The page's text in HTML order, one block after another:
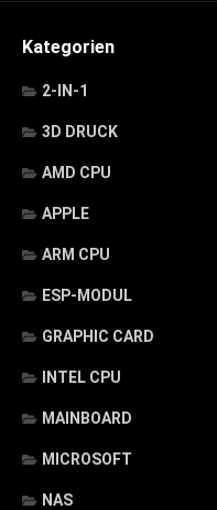
Kategorien
2-IN-1
3D DRUCK
AMD CPU
APPLE
ARM CPU
ESP-MODUL
GRAPHIC CARD
INTEL CPU
MAINBOARD
MICROSOFT
NAS